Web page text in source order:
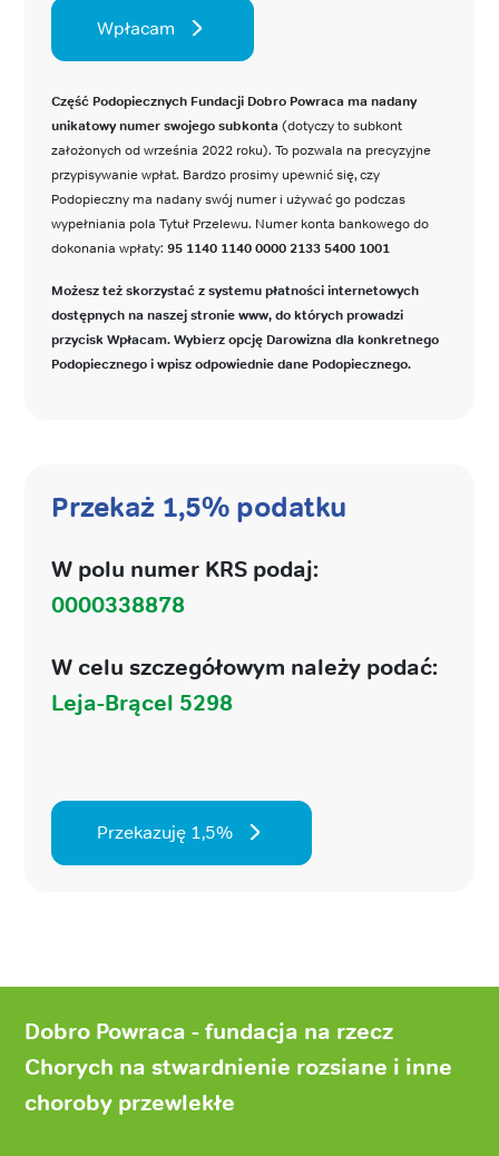
Wpłacam
Część Podopiecznych Fundacji Dobro Powraca ma nadany
unikatowy numer swojego subkonta (dotyczy to subkont
założonych od września 2022 roku). To pozwala na precyzyjne
przypisywanie wpłat. Bardzo prosimy upewnić się, czy
Podopieczny ma nadany swój numer i używać go podczas
wypełniania pola Tytuł Przelewu. Numer konta bankowego do
dokonania wpłaty: 95 1140 1140 0000 2133 5400 1001
Możesz też skorzystać z systemu płatności internetowych
dostępnych na naszej stronie www, do których prowadzi
przycisk Wpłacam. Wybierz opcję Darowizna dla konkretnego
Podopiecznego i wpisz odpowiednie dane Podopiecznego.
Przekaż 1,5% podatku
W polu numer KRS podaj:
0000338878
W celu szczegółowym należy podać:
Leja-Brącel 5298
Przekazuję 1,5%
stronyDobro Powraca - fundacja na rzecz
Chorych na stwardnienie rozsiane i inne
choroby przewlekłe